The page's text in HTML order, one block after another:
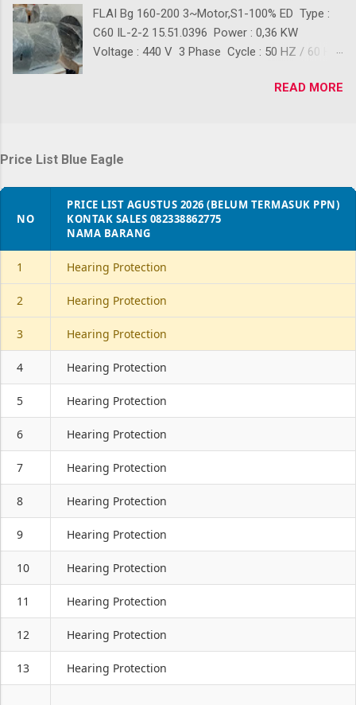
FLAI Bg 160-200 3~Motor,S1-100% ED Type :
C60 IL-2-2 15.51.0396 Power : 0,36 KW
Voltage : 440 V 3 Phase Cycle : 50 HZ / 60 HZ
+/- 390 mm Back Diameter : +/- 280 mm
Workshop, Pendingin Blower Gedung, Pendingin
Blower Conveyor, Dan lain-lain Klik 👇 Untuk
Pembelian PURCHASE ORDER
READ MORE
Price List Blue Eagle
NO
PRICE LIST AGUSTUS 2026 (BELUM TERMASUK PPN)
KONTAK SALES 082338862775
NAMA BARANG
1 Hearing Protection
2 Hearing Protection
3 Hearing Protection
4 Hearing Protection
5 Hearing Protection
6 Hearing Protection
7 Hearing Protection
8 Hearing Protection
9 Hearing Protection
10 Hearing Protection
11 Hearing Protection
12 Hearing Protection
13 Hearing Protection